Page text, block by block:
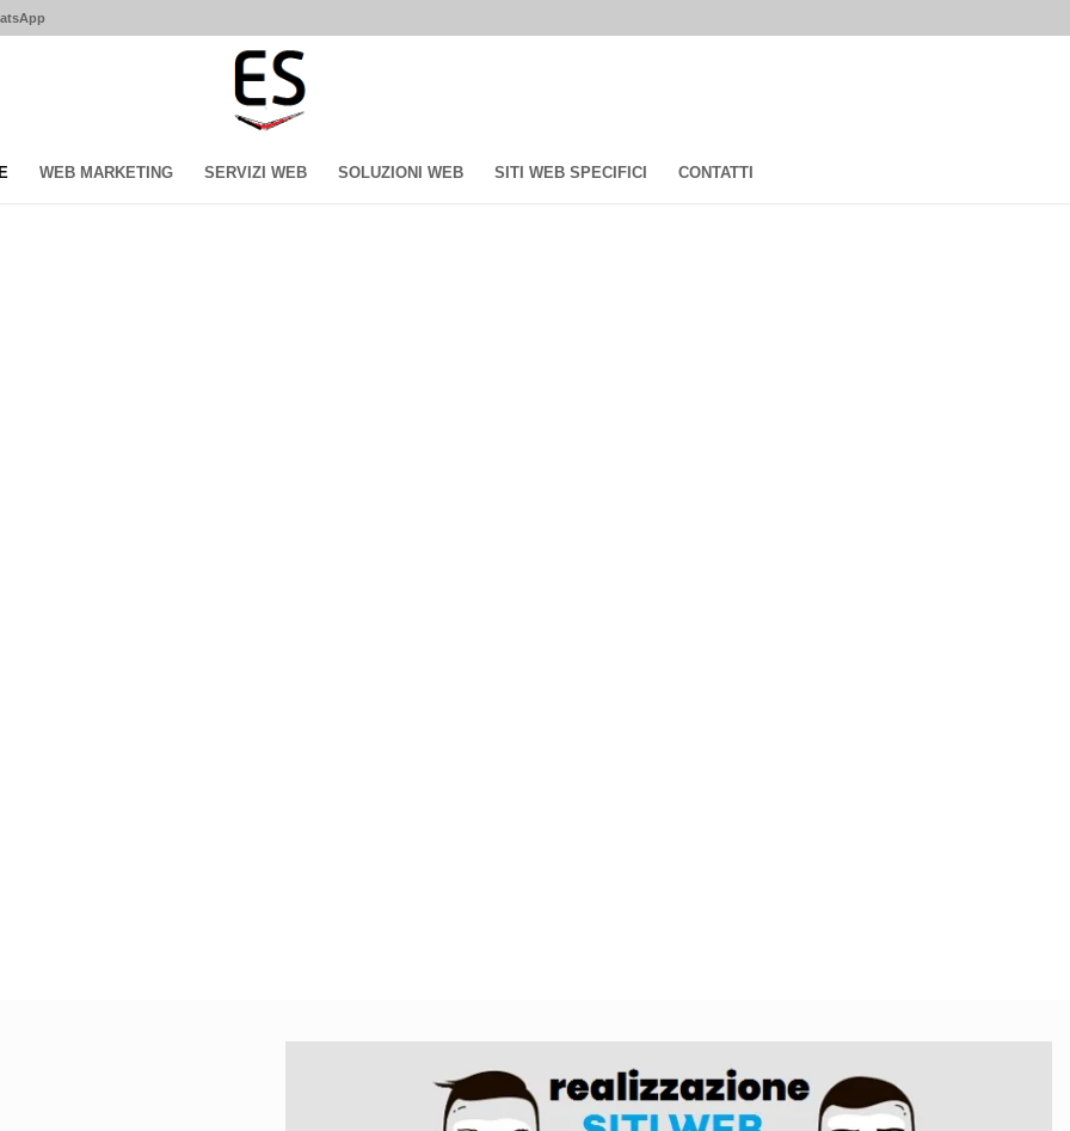
WEB MARKETING SERVIZI WEB SOLUZIONI WEB SITI WEB SPECIFICI CONTATTI